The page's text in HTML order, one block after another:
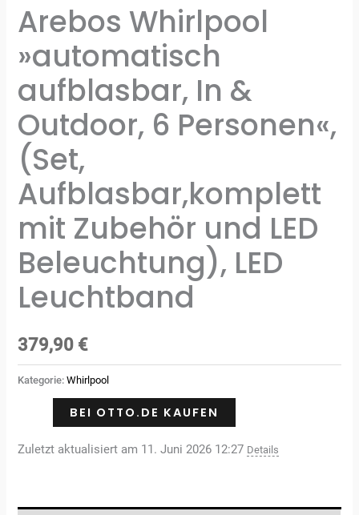
Arebos Whirlpool
»automatisch
aufblasbar, In &
Outdoor, 6 Personen«,
(Set,
Aufblasbar,komplett
mit Zubehör und LED
Beleuchtung), LED
Leuchtband
379,90 €
Kategorie:Whirlpool
BEI OTTO.DE KAUFEN
Zuletzt aktualisiert am 11. Juni 2026 12:27 Details